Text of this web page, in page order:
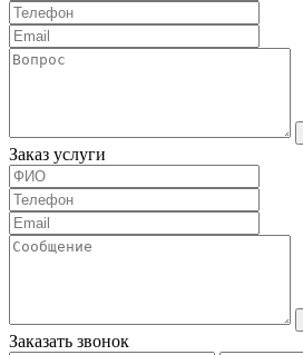
Заказ услуги
Заказать звонок